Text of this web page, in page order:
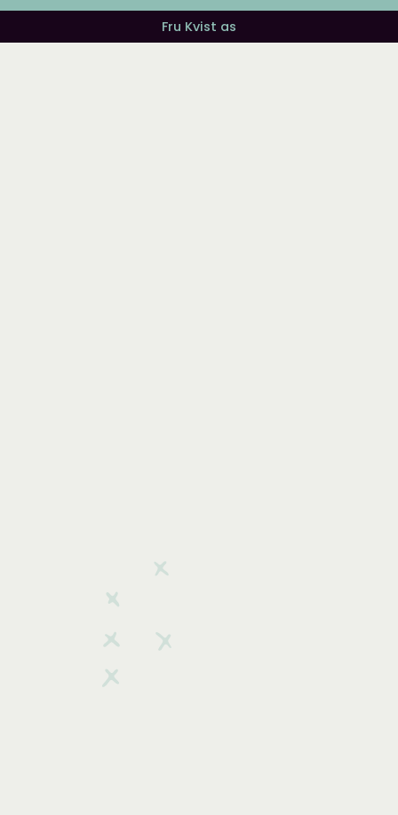
Fru Kvist as